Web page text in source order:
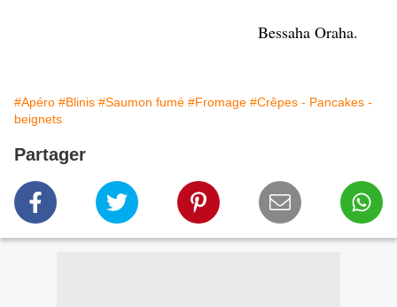
Bessaha Oraha.
#Apéro #Blinis #Saumon fumé #Fromage #Crêpes - Pancakes -
beignets
Partager